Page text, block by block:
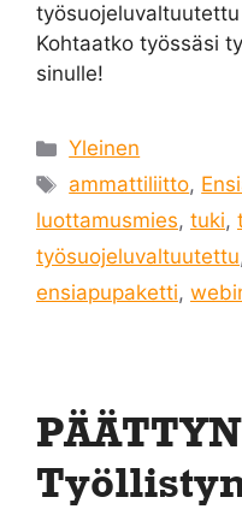
Kohtaatko työssäsi
sinulle!
Kategoriat
Yleinen
Avainsanat
ammattiliitto,
luottamusmies, tuki,
työsuojeluvaltuutettu
ensiapupaketti,